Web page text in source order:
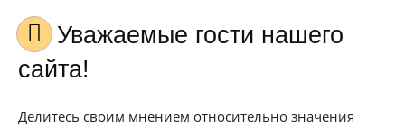
Уважаемые гости нашего
сайта!
Делитесь своим мнением относительно значения